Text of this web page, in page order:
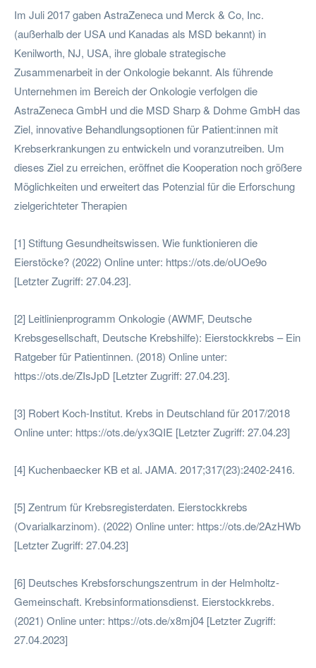
Im Juli 2017 gaben AstraZeneca und Merck & Co, Inc.
(außerhalb der USA und Kanadas als MSD bekannt) in
Kenilworth, NJ, USA, ihre globale strategische
Zusammenarbeit in der Onkologie bekannt. Als führende
Unternehmen im Bereich der Onkologie verfolgen die
AstraZeneca GmbH und die MSD Sharp & Dohme GmbH das
Ziel, innovative Behandlungsoptionen für Patient:innen mit
Krebserkrankungen zu entwickeln und voranzutreiben. Um
dieses Ziel zu erreichen, eröffnet die Kooperation noch größere
Möglichkeiten und erweitert das Potenzial für die Erforschung
zielgerichteter Therapien
[1] Stiftung Gesundheitswissen. Wie funktionieren die
Eierstöcke? (2022) Online unter: https://ots.de/oUOe9o
[Letzter Zugriff: 27.04.23].
[2] Leitlinienprogramm Onkologie (AWMF, Deutsche
Krebsgesellschaft, Deutsche Krebshilfe): Eierstockkrebs – Ein
Ratgeber für Patientinnen. (2018) Online unter:
https://ots.de/ZIsJpD [Letzter Zugriff: 27.04.23].
[3] Robert Koch-Institut. Krebs in Deutschland für 2017/2018
Online unter: https://ots.de/yx3QIE [Letzter Zugriff: 27.04.23]
[4] Kuchenbaecker KB et al. JAMA. 2017;317(23):2402-2416.
[5] Zentrum für Krebsregisterdaten. Eierstockkrebs
(Ovarialkarzinom). (2022) Online unter: https://ots.de/2AzHWb
[Letzter Zugriff: 27.04.23]
[6] Deutsches Krebsforschungszentrum in der Helmholtz-
Gemeinschaft. Krebsinformationsdienst. Eierstockkrebs.
(2021) Online unter: https://ots.de/x8mj04 [Letzter Zugriff:
27.04.2023]